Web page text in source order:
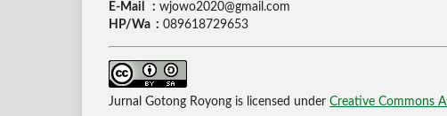
E-Mail : wjowo2020@gmail.com
HP/Wa : 089618729653
Jurnal Gotong Royong is licensed under Creative Commons